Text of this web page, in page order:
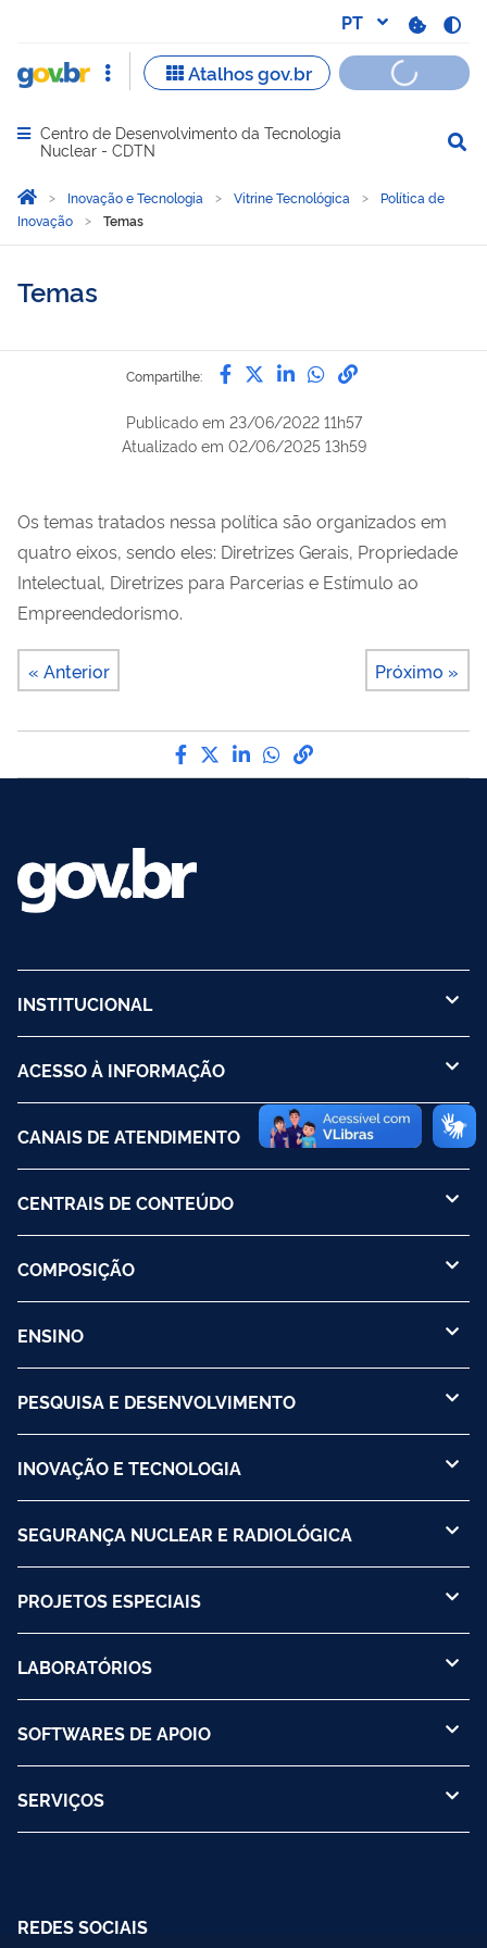
Abrir menu principal de navegação
Centro de Desenvolvimento da Tecnologia
Nuclear - CDTN
Você está aqui:
Página Inicial
Inovação e Tecnologia Vitrine Tecnológica
Política de
Inovação
Temas
Temas
Compartilhe: Compartilhe por Facebook
Compartilhe por Twitter
Compartilhe por
Compartilhe
link para
Publicado em 23/06/2022 11h57
Atualizado em 02/06/2025 13h59
Os temas tratados nessa política são organizados em
quatro eixos, sendo eles: Diretrizes Gerais, Propriedade
Intelectual, Diretrizes para Parcerias e Estímulo ao
Empreendedorismo.
« Anterior Próximo »
Compartilhe por Facebook
Compartilhe por Twitter
Compartilhe por
Compartilhe por
link para Copiar
INSTITUCIONAL
ACESSO À INFORMAÇÃO
CANAIS DE ATENDIMENTO
CENTRAIS DE CONTEÚDO
COMPOSIÇÃO
ENSINO
PESQUISA E DESENVOLVIMENTO
INOVAÇÃO E TECNOLOGIA
SEGURANÇA NUCLEAR E RADIOLÓGICA
PROJETOS ESPECIAIS
LABORATÓRIOS
SOFTWARES DE APOIO
SERVIÇOS
REDES SOCIAIS